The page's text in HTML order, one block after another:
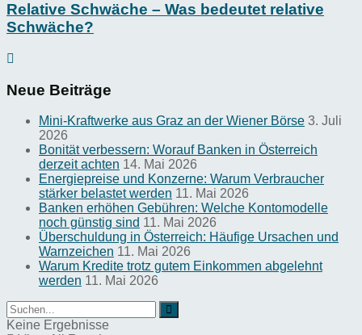
Relative Schwäche – Was bedeutet relative
Schwäche?
Neue Beiträge
Mini-Kraftwerke aus Graz an der Wiener Börse 3. Juli
2026
Bonität verbessern: Worauf Banken in Österreich
derzeit achten 14. Mai 2026
Energiepreise und Konzerne: Warum Verbraucher
stärker belastet werden 11. Mai 2026
Banken erhöhen Gebühren: Welche Kontomodelle
noch günstig sind 11. Mai 2026
Überschuldung in Österreich: Häufige Ursachen und
Warnzeichen 11. Mai 2026
Warum Kredite trotz gutem Einkommen abgelehnt
werden 11. Mai 2026
Keine Ergebnisse